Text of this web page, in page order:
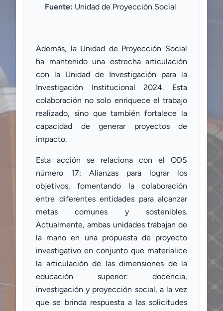
Fuente: Unidad de Proyección Social
Además, la Unidad de Proyección Social
ha mantenido una estrecha articulación
con la Unidad de Investigación para la
Investigación Institucional 2024. Esta
colaboración no solo enriquece el trabajo
realizado, sino que también fortalece la
capacidad de generar proyectos de
impacto.
Esta acción se relaciona con el ODS
número 17: Alianzas para lograr los
objetivos, fomentando la colaboración
entre diferentes entidades para alcanzar
metas comunes y sostenibles.
Actualmente, ambas unidades trabajan de
la mano en una propuesta de proyecto
investigativo en conjunto que materialice
la articulación de las dimensiones de la
educación superior: docencia,
investigación y proyección social, a la vez
que se brinda respuesta a las solicitudes